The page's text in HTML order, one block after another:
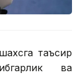
таъсир
ва